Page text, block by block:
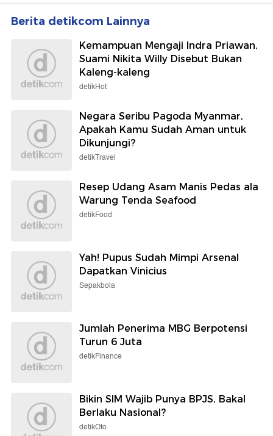
Berita detikcom Lainnya
Kemampuan Mengaji Indra Priawan,
Suami Nikita Willy Disebut Bukan
Kaleng-kaleng
detikHot
Negara Seribu Pagoda Myanmar,
Apakah Kamu Sudah Aman untuk
Dikunjungi?
detikTravel
Resep Udang Asam Manis Pedas ala
Warung Tenda Seafood
detikFood
Yah! Pupus Sudah Mimpi Arsenal
Dapatkan Vinicius
Sepakbola
Jumlah Penerima MBG Berpotensi
Turun 6 Juta
detikFinance
Bikin SIM Wajib Punya BPJS, Bakal
Berlaku Nasional?
detikOto